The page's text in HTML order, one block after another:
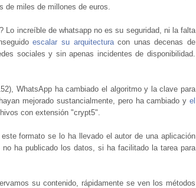
de miles de millones de euros.
Lo increíble de whatsapp no es su seguridad, ni la falta
escalar su arquitecturacon unas decenas de
sociales y sin apenas incidentes de disponibilidad.
WhatsApp ha cambiado el algoritmo y la clave para
mejorado sustancialmente, pero ha cambiado y el
con extensión "crypt5".
formato se lo ha llevado el autor de una aplicación
no ha publicado los datos, si ha facilitado la tarea para
su contenido, rápidamente se ven los métodos